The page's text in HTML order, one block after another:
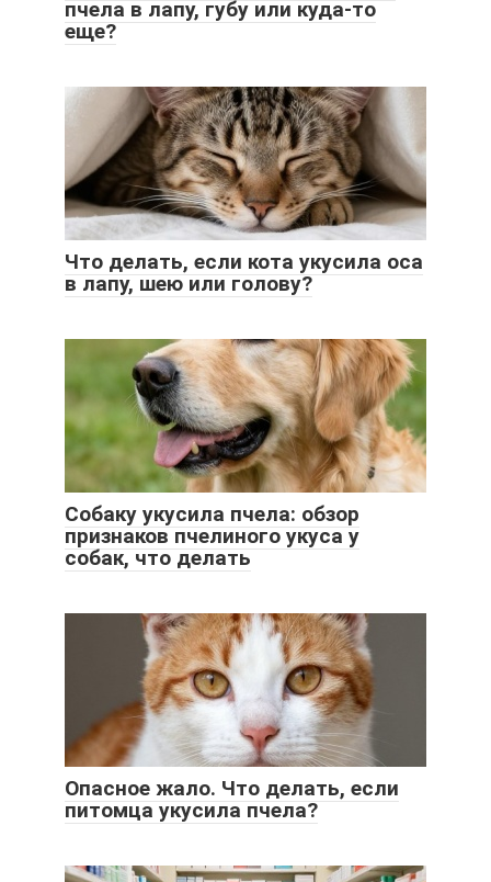
пчела в лапу, губу или куда-то
еще?
Что делать, если кота укусила оса
в лапу, шею или голову?
Собаку укусила пчела: обзор
признаков пчелиного укуса у
собак, что делать
Опасное жало. Что делать, если
питомца укусила пчела?